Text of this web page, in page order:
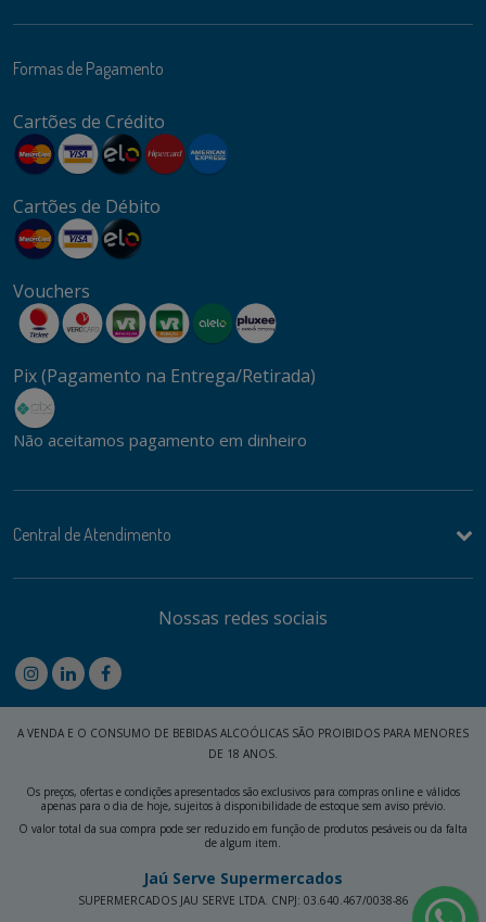
Formas de Pagamento
Cartões de Crédito
Cartões de Débito
Vouchers
Pix (Pagamento na Entrega/Retirada)
Não aceitamos pagamento em dinheiro
Central de Atendimento
Nossas redes sociais
A VENDA E O CONSUMO DE BEBIDAS ALCOÓLICAS SÃO PROIBIDOS PARA MENORES
DE 18 ANOS.
Os preços, ofertas e condições apresentados são exclusivos para compras online e válidos
apenas para o dia de hoje, sujeitos à disponibilidade de estoque sem aviso prévio.
O valor total da sua compra pode ser reduzido em função de produtos pesáveis ou da falta
de algum item.
Jaú Serve Supermercados
SUPERMERCADOS JAU SERVE LTDA. CNPJ: 03.640.467/0038-86